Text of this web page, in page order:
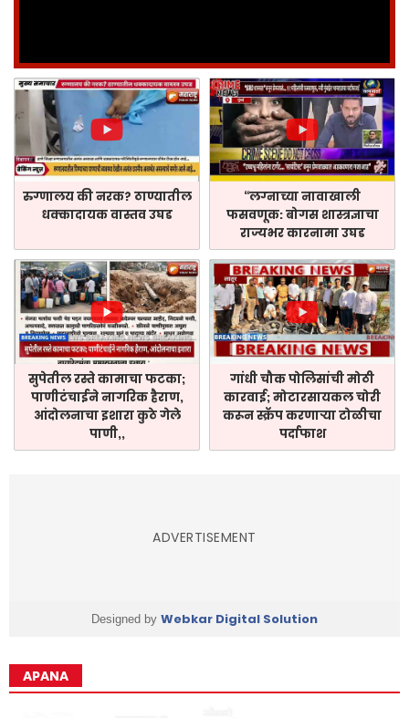
रुग्णालय की नरक? ठाण्यातील
धक्कादायक वास्तव उघड
“लग्नाच्या नावाखाली
फसवणूक: बोगस शास्त्रज्ञाचा
राज्यभर कारनामा उघड
सुपेतील रस्ते कामाचा फटका;
पाणीटंचाईने नागरिक हैराण,
आंदोलनाचा इशारा कुठे गेले
पाणी,,
गांधी चौक पोलिसांची मोठी
कारवाई; मोटारसायकल चोरी
करून स्क्रॅप करणाऱ्या टोळीचा
पर्दाफाश
ADVERTISEMENT
Designed by Webkar Digital Solution
APANA